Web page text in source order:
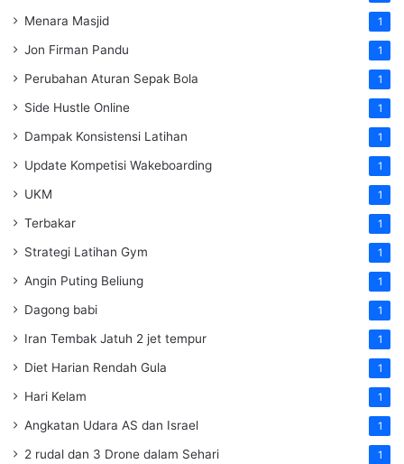
Menara Masjid 1
Jon Firman Pandu 1
Perubahan Aturan Sepak Bola 1
Side Hustle Online 1
Dampak Konsistensi Latihan 1
Update Kompetisi Wakeboarding 1
UKM 1
Terbakar 1
Strategi Latihan Gym 1
Angin Puting Beliung 1
Dagong babi 1
Iran Tembak Jatuh 2 jet tempur 1
Diet Harian Rendah Gula 1
Hari Kelam 1
Angkatan Udara AS dan Israel 1
2 rudal dan 3 Drone dalam Sehari 1